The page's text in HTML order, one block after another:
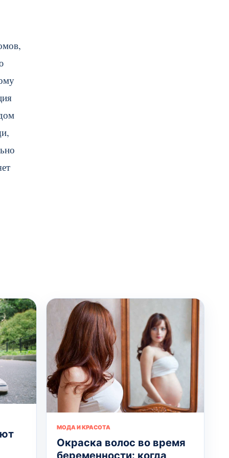
МОДА И КРАСОТА
Окраска волос во время
беременности: когда